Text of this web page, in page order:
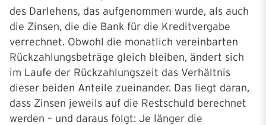
des Darlehens, das aufgenommen wurde, als auch
die Zinsen, die die Bank für die Kreditvergabe
verrechnet. Obwohl die monatlich vereinbarten
Rückzahlungsbeträge gleich bleiben, ändert sich
im Laufe der Rückzahlungszeit das Verhältnis
dieser beiden Anteile zueinander. Das liegt daran,
dass Zinsen jeweils auf die Restschuld berechnet
werden – und daraus folgt: Je länger die